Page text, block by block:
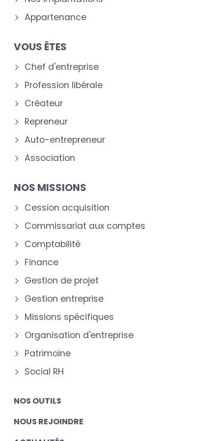
Appartenance
VOUS ÊTES
Chef d'entreprise
Profession libérale
Créateur
Repreneur
Auto-entrepreneur
Association
NOS MISSIONS
Cession acquisition
Commissariat aux comptes
Comptabilité
Finance
Gestion de projet
Gestion entreprise
Missions spécifiques
Organisation d'entreprise
Patrimoine
Social RH
NOS OUTILS
NOUS REJOINDRE